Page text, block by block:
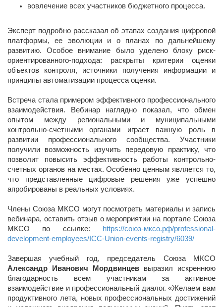
вовлечение всех участников бюджетного процесса.
Эксперт подробно рассказал об этапах создания цифровой
платформы, ее эволюции и о планах по дальнейшему
развитию. Особое внимание было уделено блоку риск-
ориентированного-подхода: раскрыты критерии оценки
объектов контроля, источники получения информации и
принципы автоматизации процесса оценки.
Встреча стала примером эффективного профессионального
взаимодействия. Вебинар наглядно показал, что обмен
опытом между региональными и муниципальными
контрольно-счетными органами играет важную роль в
развитии профессионального сообщества. Участники
получили возможность изучить передовую практику, что
позволит повысить эффективность работы контрольно-
счетных органов на местах. Особенно ценным является то,
что представленные цифровые решения уже успешно
апробированы в реальных условиях.
Члены Союза МКСО могут посмотреть материалы и запись
вебинара, оставить отзыв о мероприятии на портале Союза
МКСО по ссылке:
https://союз-мксо.рф/professional-
development-employees/ICC-Union-events-registry/6039/
Завершая учебный год, председатель Союза МКСО
Александр Иванович Мордвинцев выразил искреннюю
благодарность всем участникам за активное
взаимодействие и профессиональный диалог. «Желаем вам
продуктивного лета, новых профессиональных достижений